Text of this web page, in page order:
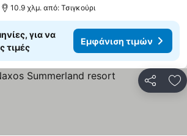
10.9 χλμ. από: Τσιγκούρι
για να
τιμές
Εμφάνιση τιμών